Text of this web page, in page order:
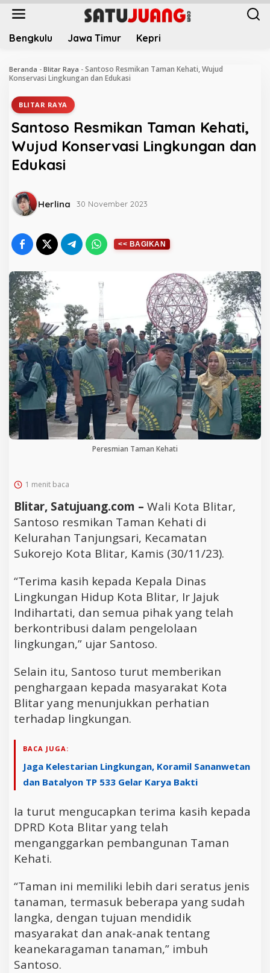
L
Bengkulu Jawa Timur Kepri
Beranda - Blitar Raya - Santoso Resmikan Taman Kehati, Wujud
Konservasi Lingkungan dan Edukasi
BLITAR RAYA
Santoso Resmikan Taman Kehati,
Wujud Konservasi Lingkungan dan
Edukasi
Herlina 30 November 2023
Peresmian Taman Kehati
1 menit baca
Blitar, Satujuang.com – Wali Kota Blitar,
Santoso resmikan Taman Kehati di
Kelurahan Tanjungsari, Kecamatan
Sukorejo Kota Blitar, Kamis (30/11/23).
“Terima kasih kepada Kepala Dinas
Lingkungan Hidup Kota Blitar, Ir Jajuk
Indihartati, dan semua pihak yang telah
berkontribusi dalam pengelolaan
lingkungan,” ujar Santoso.
Selain itu, Santoso turut memberikan
penghargaan kepada masyarakat Kota
Blitar yang menunjukkan perhatian
terhadap lingkungan.
BACA JUGA:
Jaga Kelestarian Lingkungan, Koramil Sananwetan
dan Batalyon TP 533 Gelar Karya Bakti
Ia turut mengucapkan terima kasih kepada
DPRD Kota Blitar yang telah
menganggarkan pembangunan Taman
Kehati.
“Taman ini memiliki lebih dari seratus jenis
tanaman, termasuk beberapa yang sudah
langka, dengan tujuan mendidik
masyarakat dan anak-anak tentang
keanekaragaman tanaman,” imbuh
Santoso.